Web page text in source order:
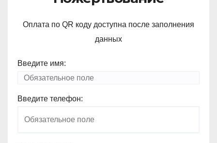
Оплата по QR коду доступна после заполнения
данных
Введите имя:
Введите телефон: